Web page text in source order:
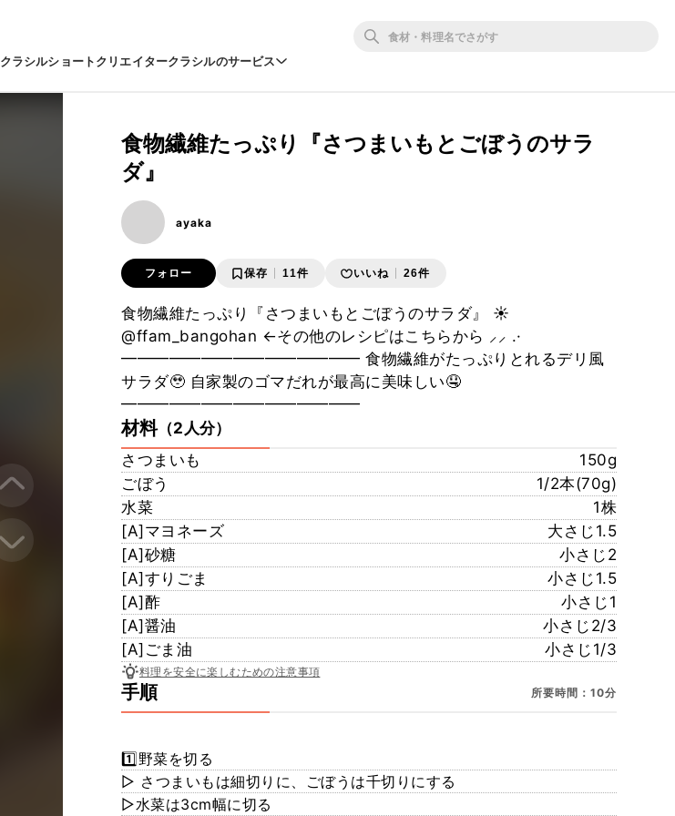
クラシルショートクリエイタークラシルのサービス
食物繊維たっぷり『さつまいもとごぼうのサラ
ダ』
ayaka
フォロー 保存 11件 いいね 26件
食物繊維たっぷり『さつまいもとごぼうのサラダ』 ‪‪☀️
@ffam_bangohan ←その他のレシピはこちらから ⸝⸝ .·
━━━━━━━━━━━━━━━ 食物繊維がたっぷりとれるデリ風
サラダ🥹 自家製のゴマだれが最高に美味しい🤤
━━━━━━━━━━━━━━━
材料（2人分）
さつまいも
150g
ごぼう
1/2本(70g)
水菜
1株
[A]マヨネーズ
大さじ1.5
[A]砂糖
小さじ2
[A]すりごま
小さじ1.5
[A]酢
小さじ1
[A]醤油
小さじ2/3
[A]ごま油
小さじ1/3
料理を安全に楽しむための注意事項
手順 所要時間：10分
1️⃣野菜を切る
▷ さつまいもは細切りに、ごぼうは千切りにする
▷水菜は3cm幅に切る